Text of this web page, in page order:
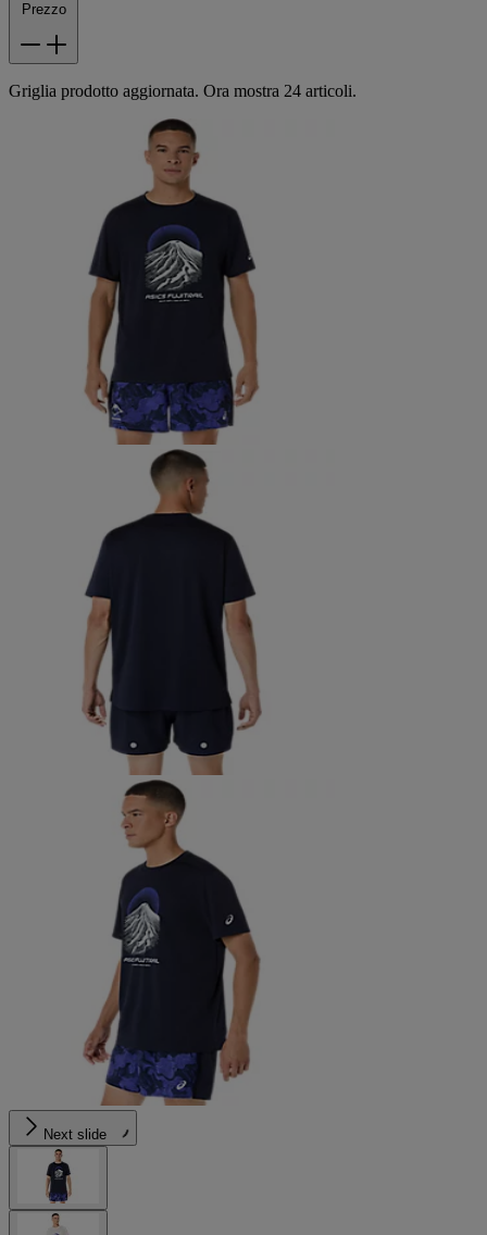
Prezzo
Griglia prodotto aggiornata. Ora mostra 24 articoli.
Next slide